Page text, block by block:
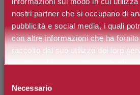
nostri partner che si occupano di
pubblicità e social media, i quali
con altre informazioni che ha
raccolto dal suo utilizzo dei loro
nostri cookie se continua ad
delNecessario
Fine Perfumed
Profumato
Marchio: